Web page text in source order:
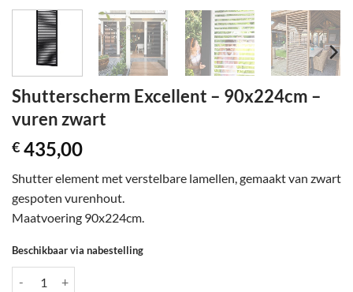
Shutterscherm Excellent – 90x224cm –
vuren zwart
€ 435,00
Shutter element met verstelbare lamellen, gemaakt van zwart
gespoten vurenhout.
Maatvoering 90x224cm.
Beschikbaar via nabestelling